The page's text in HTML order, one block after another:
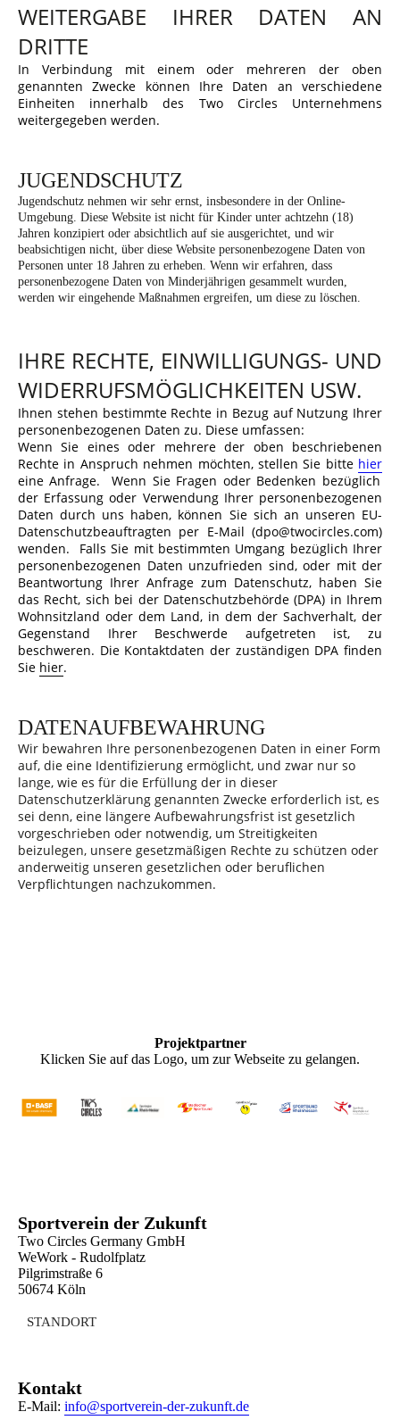
WEITERGABE IHRER DATEN AN
DRITTE
In Verbindung mit einem oder mehreren der oben
genannten Zwecke können Ihre Daten an verschiedene
Einheiten innerhalb des Two Circles Unternehmens
weitergegeben werden.
JUGENDSCHUTZ
Jugendschutz nehmen wir sehr ernst, insbesondere in der Online-
Umgebung. Diese Website ist nicht für Kinder unter achtzehn (18)
Jahren konzipiert oder absichtlich auf sie ausgerichtet, und wir
beabsichtigen nicht, über diese Website personenbezogene Daten von
Personen unter 18 Jahren zu erheben. Wenn wir erfahren, dass
personenbezogene Daten von Minderjährigen gesammelt wurden,
werden wir eingehende Maßnahmen ergreifen, um diese zu löschen.
IHRE RECHTE, EINWILLIGUNGS- UND
WIDERRUFSMÖGLICHKEITEN USW.
Ihnen stehen bestimmte Rechte in Bezug auf Nutzung Ihrer
personenbezogenen Daten zu. Diese umfassen:
Wenn Sie eines oder mehrere der oben beschriebenen
Rechte in Anspruch nehmen möchten, stellen Sie bitte hier
eine Anfrage.Wenn Sie Fragen oder Bedenken bezüglich
der Erfassung oder Verwendung Ihrer personenbezogenen
Daten durch uns haben, können Sie sich an unseren EU-
Datenschutzbeauftragten per E-Mail (dpo@twocircles.com)
wenden. Falls Sie mit bestimmten Umgang bezüglich Ihrer
personenbezogenen Daten unzufrieden sind, oder mit der
Beantwortung Ihrer Anfrage zum Datenschutz, haben Sie
das Recht, sich bei der Datenschutzbehörde (DPA) in Ihrem
Wohnsitzland oder dem Land, in dem der Sachverhalt, der
Gegenstand Ihrer Beschwerde aufgetreten ist, zu
beschweren. Die Kontaktdaten der zuständigen DPA finden
Sie hier.
DATENAUFBEWAHRUNG
Wir bewahren Ihre personenbezogenen Daten in einer Form
auf, die eine Identifizierung ermöglicht, und zwar nur so
lange, wie es für die Erfüllung der in dieser
Datenschutzerklärung genannten Zwecke erforderlich ist, es
sei denn, eine längere Aufbewahrungsfrist ist gesetzlich
vorgeschrieben oder notwendig, um Streitigkeiten
beizulegen, unsere gesetzmäßigen Rechte zu schützen oder
anderweitig unseren gesetzlichen oder beruflichen
Verpflichtungen nachzukommen.
Projektpartner
Klicken Sie auf das Logo, um zur Webseite zu gelangen.
Sportverein der Zukunft
Two Circles Germany GmbH
WeWork - Rudolfplatz
Pilgrimstraße 6
50674 Köln
STANDORT
Kontakt
E-Mail: info@sportverein-der-zukunft.de